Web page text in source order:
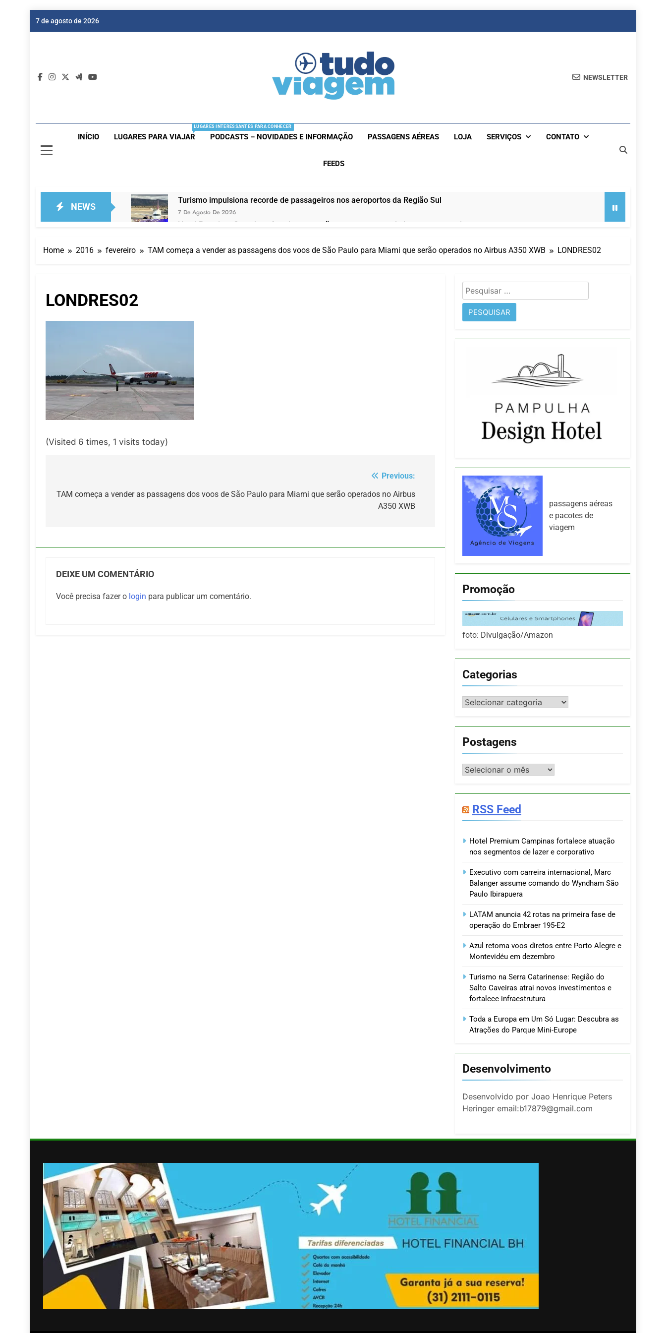
7 de agosto de 2026
NEWSLETTER
INÍCIO LUGARES PARA VIAJAR
LUGARES INTERESSANTES PARA CONHECER
PODCASTS – NOVIDADES E INFORMAÇÃO PASSAGENS AÉREAS LOJA SERVIÇOS CONTATO
FEEDS
NEWS
Turismo impulsiona recorde de passageiros nos aeroportos da Região Sul
7 De Agosto De 2026
Hotel Premium Campinas fortalece atuação nos segmentos de lazer e corporativo
Executivo com carreira internacional, Marc Balanger assume comando do Wyndham São Paulo Ibirapuera
LATAM anuncia 42 rotas na primeira fase de operação do Embraer 195-E2
Turismo na Serra Catarinense: Região do Salto Caveiras atrai novos investimentos e fortalece infraestrutura
Home 2016 fevereiro TAM começa a vender as passagens dos voos de São Paulo para Miami que serão operados no Airbus A350 XWB LONDRES02
LONDRES02
(Visited 6 times, 1 visits today)
de
Previous:
TAM começa a vender as passagens dos voos de São Paulo para Miami que serão operados no Airbus
A350 XWB
DEIXE UM COMENTÁRIO
Você precisa fazer o login para publicar um comentário.
Pesquisar
por:
passagens aéreas
e pacotes de
viagem
Promoção
foto: Divulgação/Amazon
Categorias
Categorias
Postagens
Postagens
RSS Feed
Hotel Premium Campinas fortalece atuação
nos segmentos de lazer e corporativo
Executivo com carreira internacional, Marc
Balanger assume comando do Wyndham São
Paulo Ibirapuera
LATAM anuncia 42 rotas na primeira fase de
operação do Embraer 195-E2
Azul retoma voos diretos entre Porto Alegre e
Montevidéu em dezembro
Turismo na Serra Catarinense: Região do
Salto Caveiras atrai novos investimentos e
fortalece infraestrutura
Toda a Europa em Um Só Lugar: Descubra as
Atrações do Parque Mini-Europe
Desenvolvimento
Desenvolvido por Joao Henrique Peters
Heringer email:b17879@gmail.com